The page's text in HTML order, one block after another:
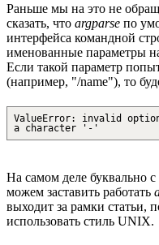
Раньше мы на это не
сказать, что argparse по
интерфейса командной
именованные параметры
Если такой параметр
(например, "/name"), то
ValueError: invalid
a character '-'
На самом деле буквально
можем заставить работать
выходит за рамки статьи,
использовать стиль UNIX.